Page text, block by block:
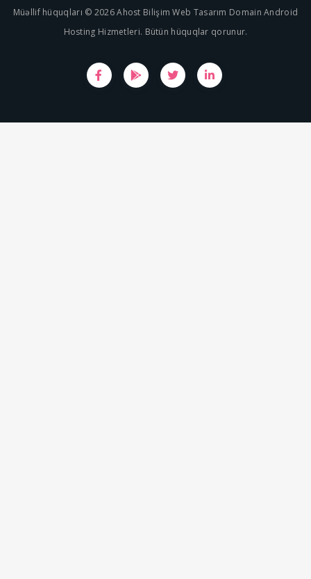
Müəllif hüquqları © 2026 Ahost Bilişim Web Tasarım Domain Android
Hosting Hizmetleri. Bütün hüquqlar qorunur.